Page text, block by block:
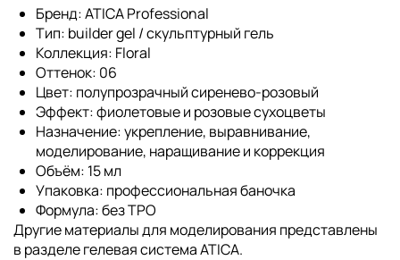
Бренд:ATICA Professional
Тип: builder gel / скульптурный гель
Коллекция: Floral
Оттенок: 06
Цвет: полупрозрачный сиренево-розовый
Эффект:фиолетовые и розовые сухоцветы
Назначение:укрепление, выравнивание,
моделирование, наращивание и коррекция
Объём: 15 мл
Упаковка: профессиональная баночка
Формула:без TPO
Другие материалы для моделирования представлены
в разделегелевая система ATICA.